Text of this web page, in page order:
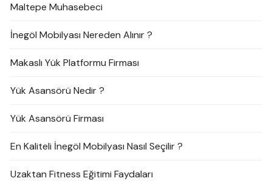
Maltepe Muhasebeci
İnegöl Mobilyası Nereden Alınır ?
Makaslı Yük Platformu Firması
Yük Asansörü Nedir ?
Yük Asansörü Firması
En Kaliteli İnegöl Mobilyası Nasıl Seçilir ?
Uzaktan Fitness Eğitimi Faydaları